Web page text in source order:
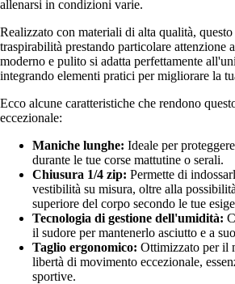
allenarsi in condizioni varie.
Realizzato con materiali di alta qualità,
traspirabilità prestando particolare attenzione
moderno e pulito si adatta perfettamente
integrando elementi pratici per migliorare la
Ecco alcune caratteristiche che rendono
eccezionale:
Maniche lunghe: Ideale per
durante le tue corse mattutine o serali.
Chiusura 1/4 zip: Permette di
vestibilità su misura, oltre alla
superiore del corpo secondo le tue
Tecnologia di gestione dell'umidità:
il sudore per mantenerlo asciutto e a
Taglio ergonomico: Ottimizzato per il
libertà di movimento eccezionale,
sportive.